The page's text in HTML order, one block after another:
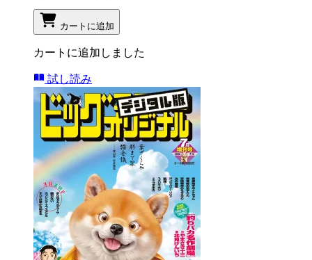
カートに追加
カートに追加しました
試し読み